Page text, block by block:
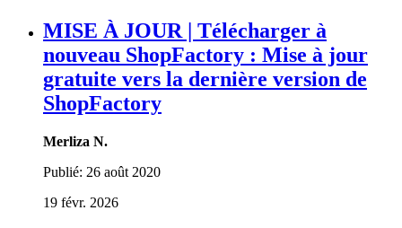
MISE À JOUR | Télécharger à
nouveau ShopFactory : Mise à jour
gratuite vers la dernière version de
ShopFactory
Merliza N.
Publié: 26 août 2020
19 févr. 2026